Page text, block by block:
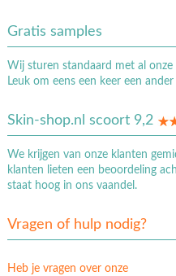
Gratis samples
Wij sturen standaard met al onze
Leuk om eens een keer een
Skin-shop.nl scoort 9,2
We krijgen van onze klanten
klanten lieten een beoordeling
staat hoog in ons vaandel.
Vragen of hulp nodig?
Heb je vragen over onze